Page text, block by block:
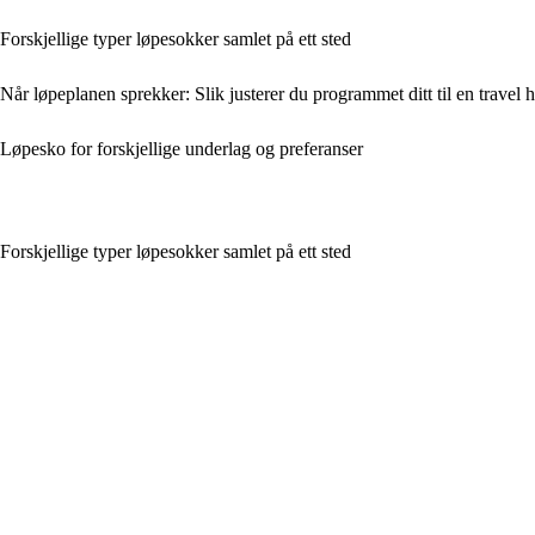
Forskjellige typer løpesokker samlet på ett sted
Når løpeplanen sprekker: Slik justerer du programmet ditt til en travel
Løpesko for forskjellige underlag og preferanser
Forskjellige typer løpesokker samlet på ett sted